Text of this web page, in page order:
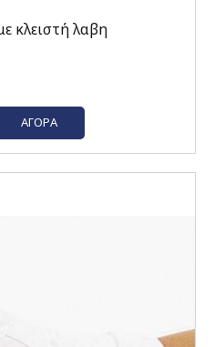
κλειστή λαβη
ΑΓΟΡΆ